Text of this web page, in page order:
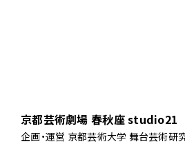
京都芸術劇場 春秋座 studio21
企画・運営 京都芸術大学 舞台芸術研